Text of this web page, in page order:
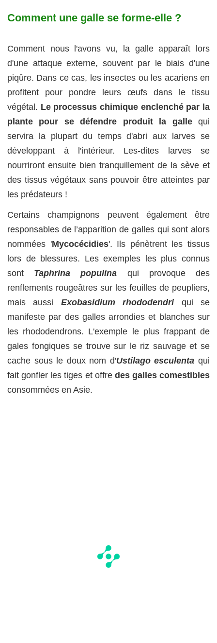
Comment une galle se forme-elle ?
Comment nous l'avons vu, la galle apparaît lors
d'une attaque externe, souvent par le biais d'une
piqûre. Dans ce cas, les insectes ou les acariens en
profitent pour pondre leurs œufs dans le tissu
végétal. Le processus chimique enclenché par la
plante pour se défendre produit la gallequi
servira la plupart du temps d'abri aux larves se
développant à l'intérieur. Les-dites larves se
nourriront ensuite bien tranquillement de la sève et
des tissus végétaux sans pouvoir être atteintes par
les prédateurs !
Certains champignons peuvent également être
responsables de l’apparition de galles qui sont alors
nommées 'Mycocécidies'. Ils pénètrent les tissus
lors de blessures. Les exemples les plus connus
sont Taphrina populina qui provoque des
renflements rougeâtres sur les feuilles de peupliers,
mais aussi Exobasidium rhododendri qui se
manifeste par des galles arrondies et blanches sur
les rhododendrons. L'exemple le plus frappant de
gales fongiques se trouve sur le riz sauvage et se
cache sous le doux nom d'Ustilago esculenta qui
fait gonfler les tiges et offre des galles comestibles
consommées en Asie.